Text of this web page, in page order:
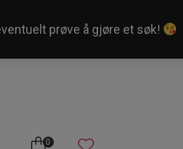
0
prøve å gjøre et søk!